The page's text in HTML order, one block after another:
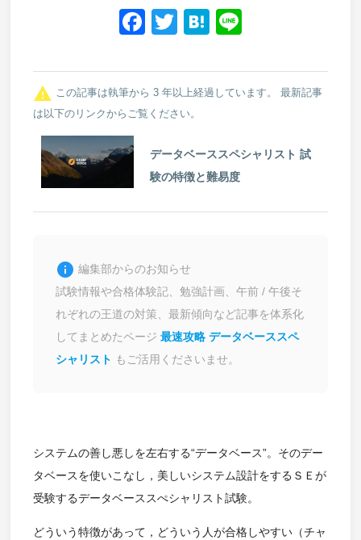
Facebook
TwitterHatena
report_problem
この記事は執筆から 3 年以上経過しています。 最新記事
は以下のリンクからご覧ください。
データベーススペシャリスト 試
験の特徴と難易度
info 編集部からのお知らせ
試験情報や合格体験記、勉強計画、午前 / 午後そ
れぞれの王道の対策、最新傾向など記事を体系化
してまとめたページ 最速攻略 データベーススペ
シャリスト もご活用くださいませ。
システムの善し悪しを左右する“データベース”。そのデー
タベースを使いこなし，美しいシステム設計をするＳＥが
受験するデータベーススぺシャリスト試験。
どういう特徴があって，どういう人が合格しやすい（チャ